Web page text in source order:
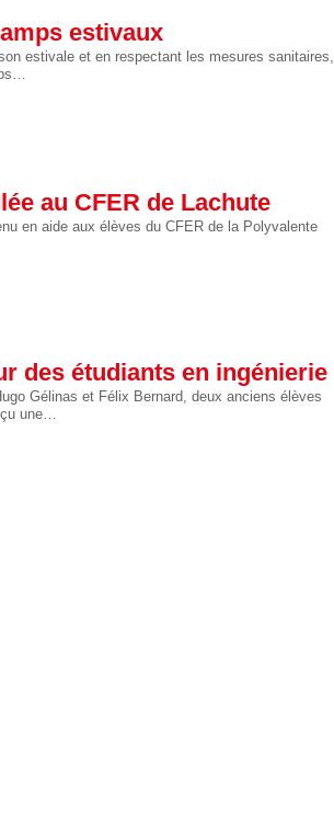
estivaux
estivale et en respectant les mesures sanitaires,
au CFER de Lachute
en aide aux élèves du CFER de la Polyvalente
des étudiants en ingénierie
Gélinas et Félix Bernard, deux anciens élèves
une…